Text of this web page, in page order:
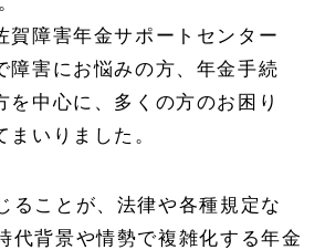
賀障害年金サポートセンター
障害にお悩みの方、年金手続
を中心に、多くの方のお困り
まいりました。
ることが、法律や各種規定な
代背景や情勢で複雑化する年金